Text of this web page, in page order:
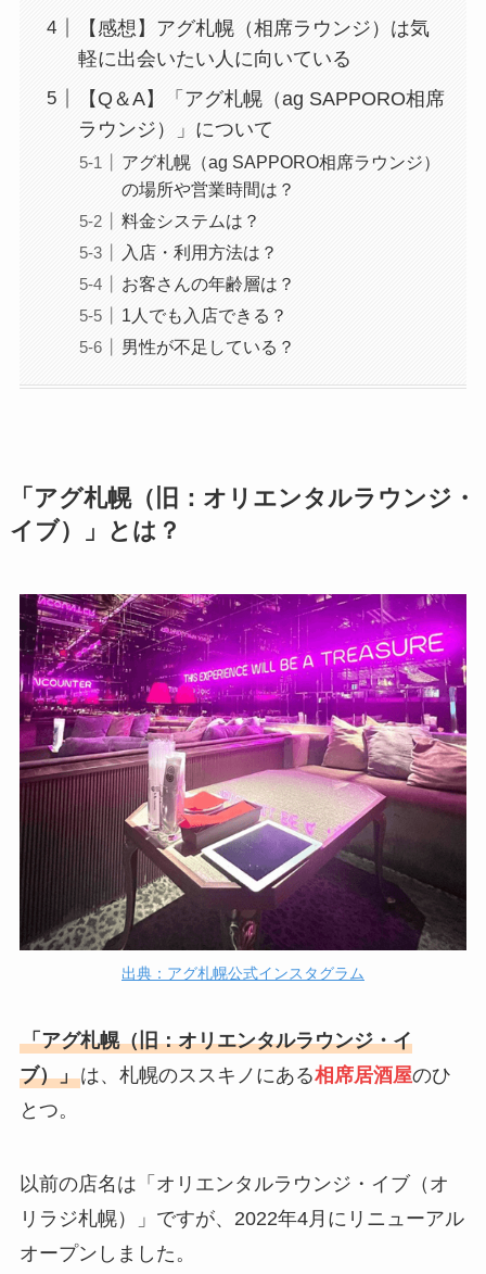
【感想】アグ札幌（相席ラウンジ）は気
軽に出会いたい人に向いている
【Q＆A】「アグ札幌（ag SAPPORO相席
ラウンジ）」について
アグ札幌（ag SAPPORO相席ラウンジ）
の場所や営業時間は？
料金システムは？
入店・利用方法は？
お客さんの年齢層は？
1人でも入店できる？
男性が不足している？
「アグ札幌（旧：オリエンタルラウンジ・
イブ）」とは？
出典：アグ札幌公式インスタグラム
「アグ札幌（旧：オリエンタルラウンジ・イ
ブ）」は、札幌のススキノにある相席居酒屋のひ
とつ。
以前の店名は「オリエンタルラウンジ・イブ（オ
リラジ札幌）」ですが、2022年4月にリニューアル
オープンしました。